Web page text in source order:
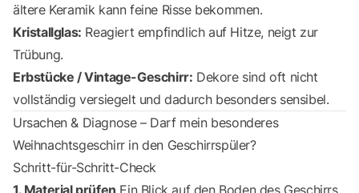
ältere Keramik kann feine Risse bekommen.
Kristallglas: Reagiert empfindlich auf Hitze, neigt zur
Trübung.
Erbstücke / Vintage-Geschirr: Dekore sind oft nicht
vollständig versiegelt und dadurch besonders sensibel.
Ursachen & Diagnose – Darf mein besonderes
Weihnachtsgeschirr in den Geschirrspüler?
Schritt-für-Schritt-Check
1. Material prüfen Ein Blick auf den Boden des Geschirrs